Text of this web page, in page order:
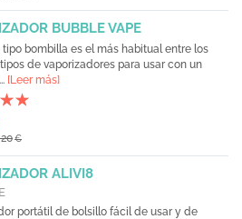
BUBBLE VAPE
tipo bombilla es el más habitual entre los
de vaporizadores para usar con un
[Leer más]
€
ALIVI8
portátil de bolsillo fácil de usar y de